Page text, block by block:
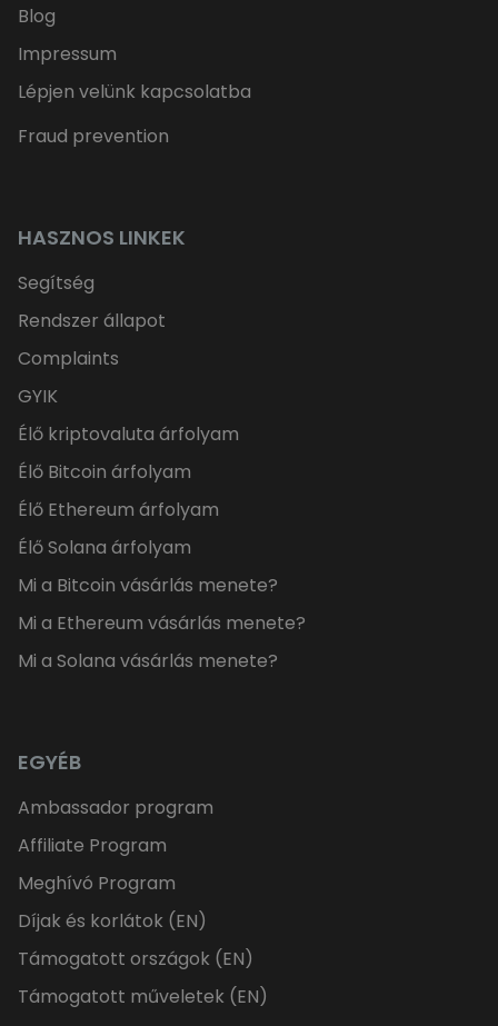
Blog
Impressum
Lépjen velünk kapcsolatba
Fraud prevention
HASZNOS LINKEK
Segítség
Rendszer állapot
Complaints
GYIK
Élő kriptovaluta árfolyam
Élő Bitcoin árfolyam
Élő Ethereum árfolyam
Élő Solana árfolyam
Mi a Bitcoin vásárlás menete?
Mi a Ethereum vásárlás menete?
Mi a Solana vásárlás menete?
EGYÉB
Ambassador program
Affiliate Program
Meghívó Program
Díjak és korlátok (EN)
Támogatott országok (EN)
Támogatott műveletek (EN)